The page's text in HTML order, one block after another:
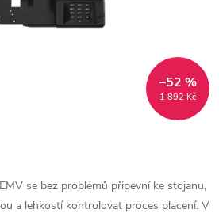
1 892 Kč
–52 %
se bez problémů připevní ke stojanu,
a lehkostí kontrolovat proces placení. V